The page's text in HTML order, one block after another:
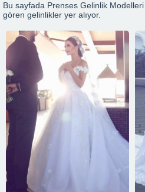
Bu sayfada Prenses Gelinlik
gören gelinlikler yer alıyor.